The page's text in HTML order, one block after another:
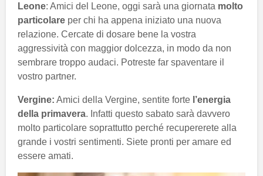
Leone: Amici del Leone, oggi sarà una giornata molto
particolare per chi ha appena iniziato una nuova
relazione. Cercate di dosare bene la vostra
aggressività con maggior dolcezza, in modo da non
sembrare troppo audaci. Potreste far spaventare il
vostro partner.
Vergine: Amici della Vergine, sentite forte l’energia
della primavera. Infatti questo sabato sarà davvero
molto particolare soprattutto perché recupererete alla
grande i vostri sentimenti. Siete pronti per amare ed
essere amati.